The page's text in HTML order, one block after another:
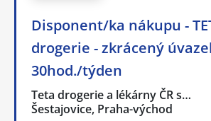
Disponent/ka nákupu -
drogerie - zkrácený
30hod./týden
Teta drogerie a lékárny ČR s…
Šestajovice, Praha-východ